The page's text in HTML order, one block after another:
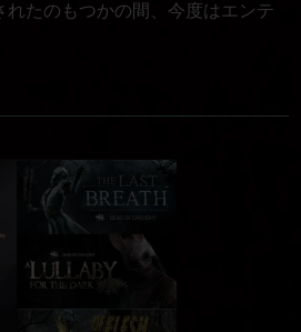
たのもつかの間、今度はエンテ